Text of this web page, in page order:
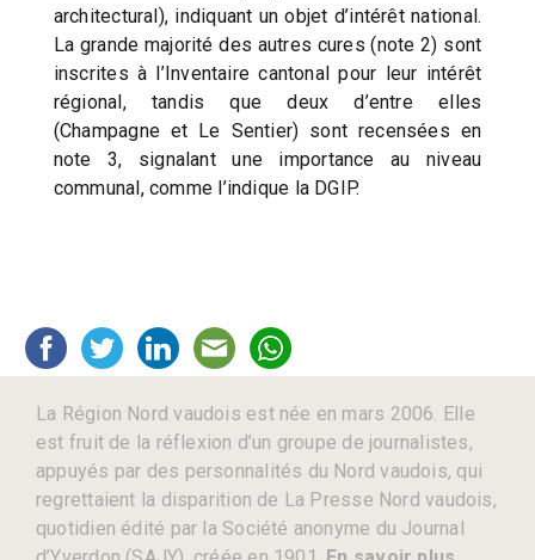
architectural), indiquant un objet d’intérêt national.
La grande majorité des autres cures (note 2) sont
inscrites à l’Inventaire cantonal pour leur intérêt
régional, tandis que deux d’entre elles
(Champagne et Le Sentier) sont recensées en
note 3, signalant une importance au niveau
communal, comme l’indique la DGIP.
La Région Nord vaudois est née en mars 2006. Elle
est fruit de la réflexion d’un groupe de journalistes,
appuyés par des personnalités du Nord vaudois, qui
regrettaient la disparition de La Presse Nord vaudois,
quotidien édité par la Société anonyme du Journal